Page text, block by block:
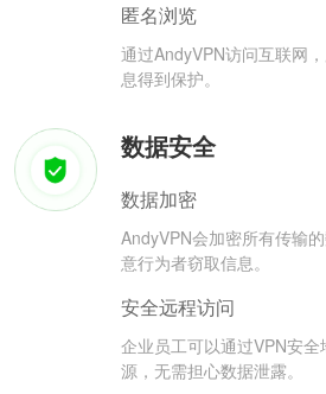
匿名浏览
通过AndyVPN访问互联网
息得到保护。
数据安全
数据加密
AndyVPN会加密所有传输
意行为者窃取信息。
安全远程访问
企业员工可以通过VPN安
源，无需担心数据泄露。